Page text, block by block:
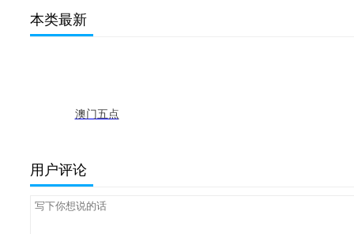
本类最新
澳门五点
用户评论